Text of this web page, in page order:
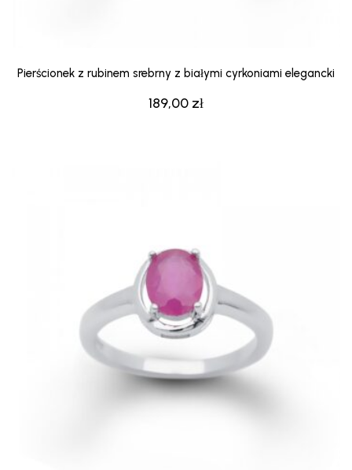
189,00 zł
Pierścionek z rubinem srebrny z białymi cyrkoniami elegancki